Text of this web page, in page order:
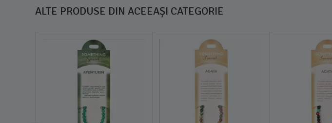
ALTE PRODUSE DIN ACEEAȘI CATEGORIE